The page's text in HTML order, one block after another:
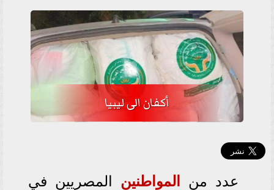
أكفان الى ليبيا
عدد من المواطنين المصريين في